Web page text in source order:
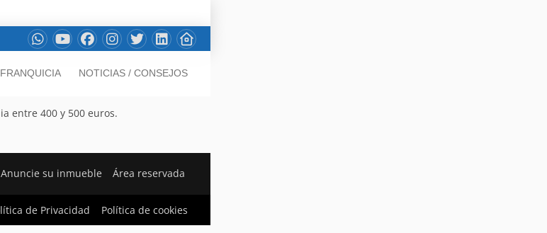
FRANQUICIA NOTICIAS / CONSEJOS
entre 400 y 500 euros.
Anuncie su inmueble Área reservada
de Privacidad Política de cookies